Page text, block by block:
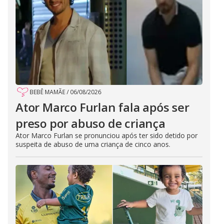
BEBÊ MAMÃE/ 06/08/2026
Ator Marco Furlan fala após ser
preso por abuso de criança
Ator Marco Furlan se pronunciou após ter sido detido por
suspeita de abuso de uma criança de cinco anos.